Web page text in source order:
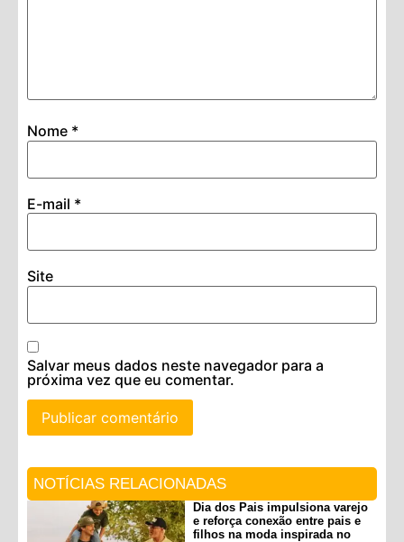
Nome *
E-mail *
Site
Salvar meus dados neste navegador para a
próxima vez que eu comentar.
NOTÍCIAS RELACIONADAS
Dia dos Pais impulsiona varejo
e reforça conexão entre pais e
filhos na moda inspirada no